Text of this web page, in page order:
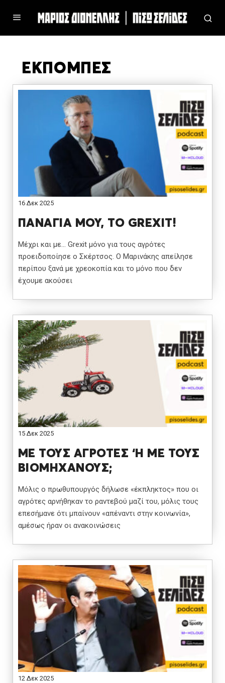
ΕΚΠΟΜΠΕΣ
16 Δεκ 2025
ΠΑΝΑΓΙΑ ΜΟΥ, ΤΟ GREXIT!
Μέχρι και με… Grexit μόνο για τους αγρότες
προειδοποίησε ο Σκέρτσος. Ο Μαρινάκης απείλησε
περίπου ξανά με χρεοκοπία και το μόνο που δεν
έχουμε ακούσει
15 Δεκ 2025
ΜΕ ΤΟΥΣ ΑΓΡΟΤΕΣ ‘Η ΜΕ ΤΟΥΣ
ΒΙΟΜΗΧΑΝΟΥΣ;
Μόλις ο πρωθυπουργός δήλωσε «έκπληκτος» που οι
αγρότες αρνήθηκαν το ραντεβού μαζί του, μόλις τους
επεσήμανε ότι μπαίνουν «απέναντι στην κοινωνία»,
αμέσως ήραν οι ανακοινώσεις
12 Δεκ 2025